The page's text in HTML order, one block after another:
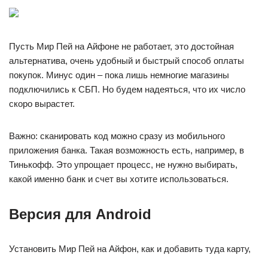
Пусть Мир Пей на Айфоне не работает, это достойная
альтернатива, очень удобный и быстрый способ оплаты
покупок. Минус один – пока лишь немногие магазины
подключились к СБП. Но будем надеяться, что их число
скоро вырастет.
Важно: сканировать код можно сразу из мобильного
приложения банка. Такая возможность есть, например, в
Тинькофф. Это упрощает процесс, не нужно выбирать,
какой именно банк и счет вы хотите использоваться.
Версия для Android
Установить Мир Пей на Айфон, как и добавить туда карту,